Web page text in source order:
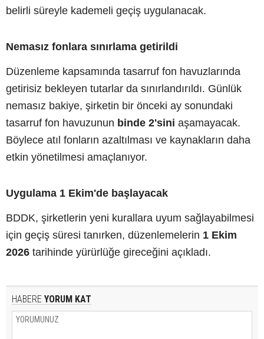
belirli süreyle kademeli geçiş uygulanacak.
Nemasız fonlara sınırlama getirildi
Düzenleme kapsamında tasarruf fon havuzlarında
getirisiz bekleyen tutarlar da sınırlandırıldı. Günlük
nemasız bakiye, şirketin bir önceki ay sonundaki
tasarruf fon havuzunun binde 2'sini aşamayacak.
Böylece atıl fonların azaltılması ve kaynakların daha
etkin yönetilmesi amaçlanıyor.
Uygulama 1 Ekim'de başlayacak
BDDK, şirketlerin yeni kurallara uyum sağlayabilmesi
için geçiş süresi tanırken, düzenlemelerin 1 Ekim
2026 tarihinde yürürlüğe gireceğini açıkladı.
HABERE YORUM KAT